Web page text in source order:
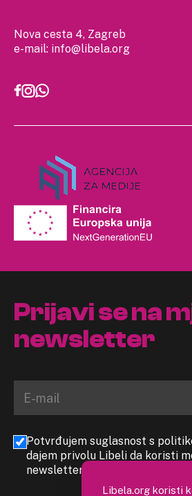
Nova cesta 4, Zagreb
e-mail: info@libela.org
Prijavi se na
newsletter
Potvrđujem suglasnost s
dajem privolu Libeli da koristi
newslettera
Libela.org koristi